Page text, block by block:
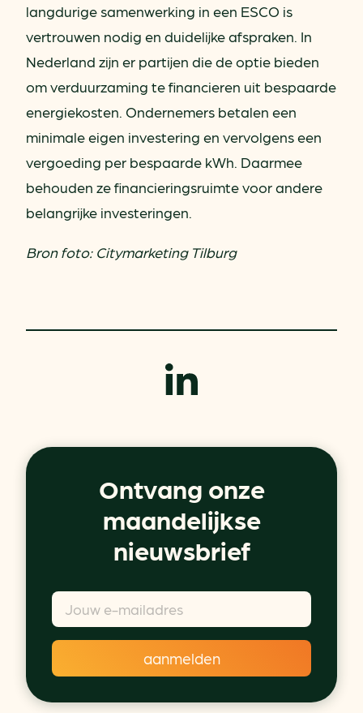
langdurige samenwerking in een ESCO is
vertrouwen nodig en duidelijke afspraken. In
Nederland zijn er partijen die de optie bieden
om verduurzaming te financieren uit bespaarde
energiekosten. Ondernemers betalen een
minimale eigen investering en vervolgens een
vergoeding per bespaarde kWh. Daarmee
behouden ze financieringsruimte voor andere
belangrijke investeringen.
Bron foto: Citymarketing Tilburg
Ontvang onze
maandelijkse
nieuwsbrief